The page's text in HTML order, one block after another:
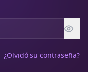
¿Olvidó su contraseña?